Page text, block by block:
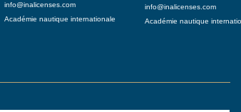
info@inalicenses.com
Académie nautique internationale
info@inalicenses.com
Académie nautique